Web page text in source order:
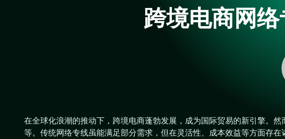
跨境电商网
在全球化浪潮的推动下，跨境电商蓬勃发展，成为国际贸易的新引擎。
等。传统网络专线虽能满足部分需求，但在灵活性、成本效益等方面存